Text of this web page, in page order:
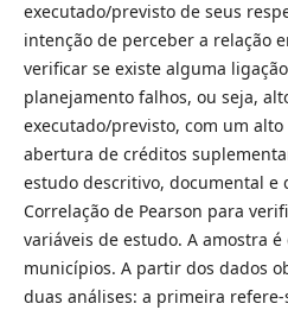
executado/previsto de seus
intenção de perceber a relação
verificar se existe alguma
planejamento falhos, ou seja,
executado/previsto, com um
abertura de créditos
estudo descritivo, documental
Correlação de Pearson para
variáveis de estudo. A amostra
municípios. A partir dos dados
duas análises: a primeira refere-